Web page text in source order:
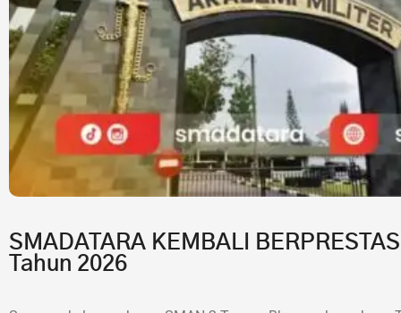
SMADATARA KEMBALI
Tahun 2026